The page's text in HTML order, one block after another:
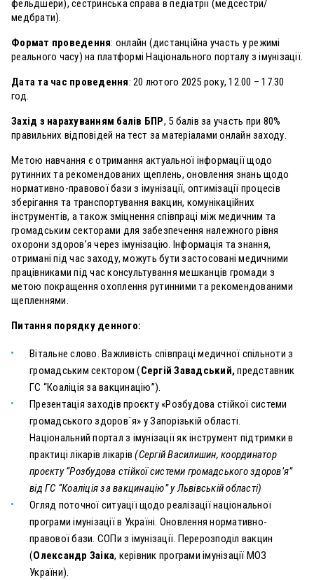
фельдшери), сестринська справа в педіатрії (медсестри/
медбрати).
Формат проведення: онлайн (дистанційна участь у режимі
реального часу) на платформі Національного порталу з імунізації.
Дата та час проведення: 20 лютого 2025 року, 12.00 – 17.30
год.
Захід з нарахуванням балів БПР, 5 балів за участь при 80%
правильних відповідей на тест за матеріалами онлайн заходу.
Метою навчання є отримання актуальної інформації щодо
рутинних та рекомендованих щеплень, оновлення знань щодо
нормативно-правової бази з імунізації, оптимізації процесів
зберігання та транспортування вакцин, комунікаційних
інструментів, а також зміцнення співпраці між медичним та
громадським секторами для забезпечення належного рівня
охорони здоров’я через імунізацію. Інформація та знання,
отримані під час заходу, можуть бути застосовані медичними
працівниками під час консультування мешканців громади з
метою покращення охоплення рутинними та рекомендованими
щепленнями.
Питання порядку денного:
Вітальне слово. Важливість співпраці медичної спільноти з
громадським сектором (Сергій Завадський, представник
ГС “Коаліція за вакцинацію”).
Презентація заходів проєкту «Розбудова стійкої системи
громадського здоров`я» у Запорізькій області.
Національний портал з імунізації як інструмент підтримки в
практиці лікарівлікарів(Сергій Василишин, координатор
проєкту “Розбудова стійкої системи громадського здоров’я”
від ГС “Коаліція за вакцинацію” у Львівській області)
Огляд поточної ситуації щодо реалізації національної
програми імунізації в Україні. Оновлення нормативно-
правової бази. СОПи з імунізації. Перерозподіл вакцин
(Олександр Заіка, керівник програми імунізації МОЗ
України).